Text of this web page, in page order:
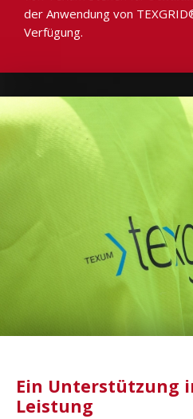
der Anwendung von
Verfügung.
Ein Unterstützung
Leistung